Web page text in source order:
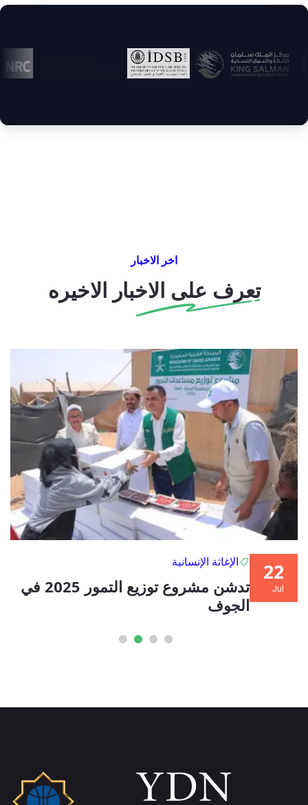
اخر الاخبار
تعرف على الاخبار الاخيره
22
Jul
الإغاثة الإنسانية
تدشن مشروع توزيع التمور 2025 في
الجوف